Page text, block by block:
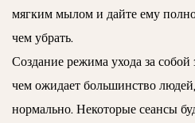
мягким мылом и дайте ему
чем убрать.
Создание режима ухода за
чем ожидает большинство
нормально. Некоторые сеансы